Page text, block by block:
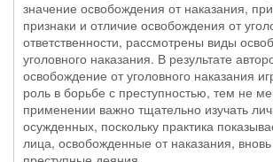
значение освобождения от наказания,
признаки и отличие освобождения от
ответственности, рассмотрены виды
уголовного наказания. В результате
освобождение от уголовного наказания
роль в борьбе с преступностью, тем не
применении важно тщательно изучать
осужденных, поскольку практика
лица, освобожденные от наказания,